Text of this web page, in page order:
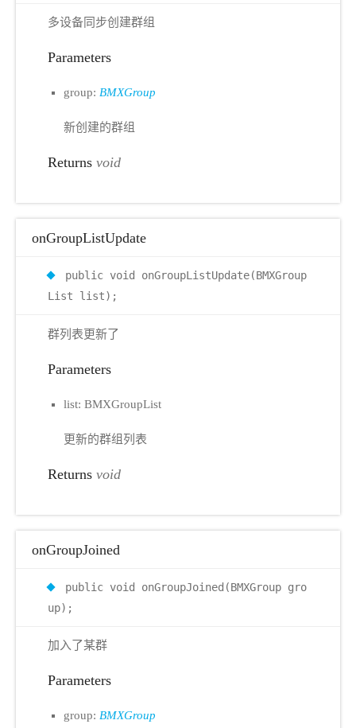
多设备同步创建群组
Parameters
group: BMXGroup
新创建的群组
Returns void
onGroupListUpdate
public void onGroupListUpdate(BMXGroup
List list);
群列表更新了
Parameters
list: BMXGroupList
更新的群组列表
Returns void
onGroupJoined
public void onGroupJoined(BMXGroup gro
up);
加入了某群
Parameters
group: BMXGroup